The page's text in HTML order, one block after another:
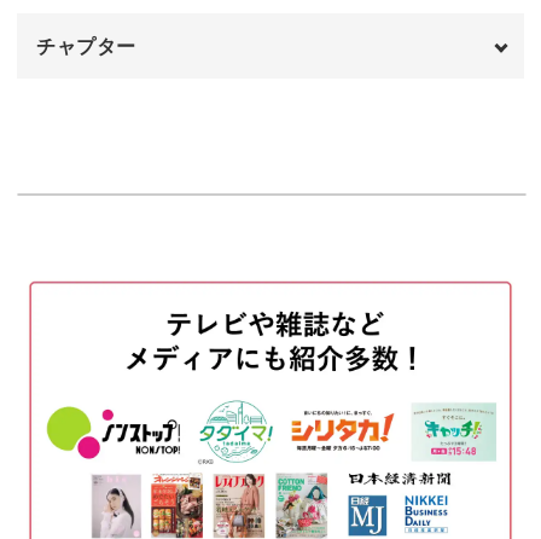
トレーニングに使う道具は、身近にあるフェイスタオルと
肩こりや首こりの予防にもつながる
ご紹介するトレーニングでは、肩回りを中心に普段使って
いない筋肉を使うことができます。
チャプター
③
二の腕と肩回りの筋肉を動かすストレッチ
04:30